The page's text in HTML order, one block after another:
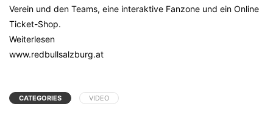
Verein und den Teams, eine interaktive Fanzone und ein Online
Ticket-Shop.
Weiterlesen
www.redbullsalzburg.at
CATEGORIES VIDEO